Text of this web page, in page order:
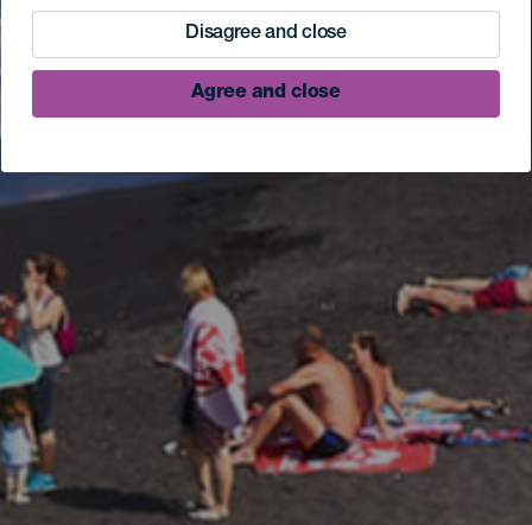
Disagree and close
Agree and close